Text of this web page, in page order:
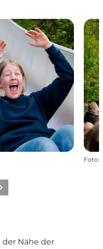
Foto:
Nähe der